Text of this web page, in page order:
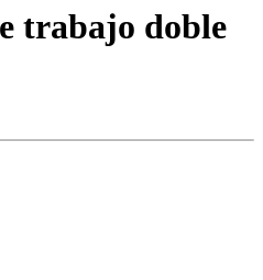
trabajo doble